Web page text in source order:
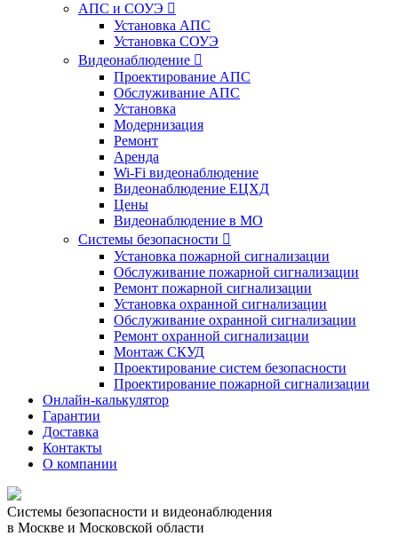
АПС и СОУЭ 
Установка АПС
Установка СОУЭ
Видеонаблюдение 
Проектирование АПС
Обслуживание АПС
Установка
Модернизация
Ремонт
Аренда
Wi-Fi видеонаблюдение
Видеонаблюдение ЕЦХД
Цены
Видеонаблюдение в МО
Системы безопасности 
Установка пожарной сигнализации
Обслуживание пожарной сигнализации
Ремонт пожарной сигнализации
Установка охранной сигнализации
Обслуживание охранной сигнализации
Ремонт охранной сигнализации
Монтаж СКУД
Проектирование систем безопасности
Проектирование пожарной сигнализации
Онлайн-калькулятор
Гарантии
Доставка
Контакты
О компании
Системы безопасности и видеонаблюдения
в Москве и Московской области